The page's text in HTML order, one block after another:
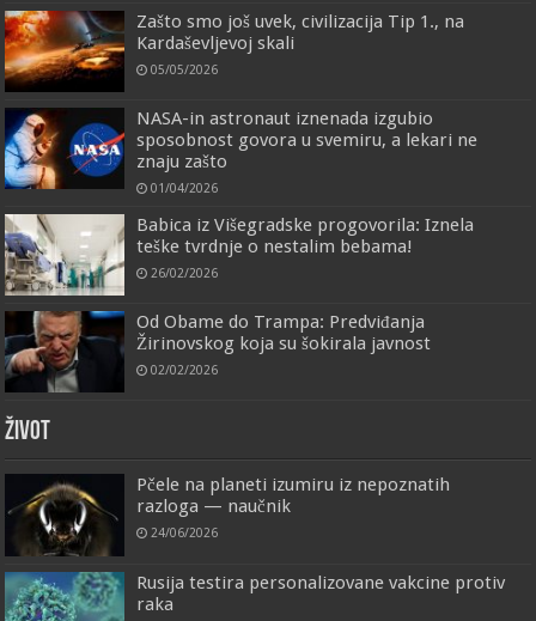
Zašto smo još uvek, civilizacija Tip 1., na
Kardaševljevoj skali
05/05/2026
NASA-in astronaut iznenada izgubio
sposobnost govora u svemiru, a lekari ne
znaju zašto
01/04/2026
Babica iz Višegradske progovorila: Iznela
teške tvrdnje o nestalim bebama!
26/02/2026
Od Obame do Trampa: Predviđanja
Žirinovskog koja su šokirala javnost
02/02/2026
ŽIVOT
Pčele na planeti izumiru iz nepoznatih
razloga — naučnik
24/06/2026
Rusija testira personalizovane vakcine protiv
raka